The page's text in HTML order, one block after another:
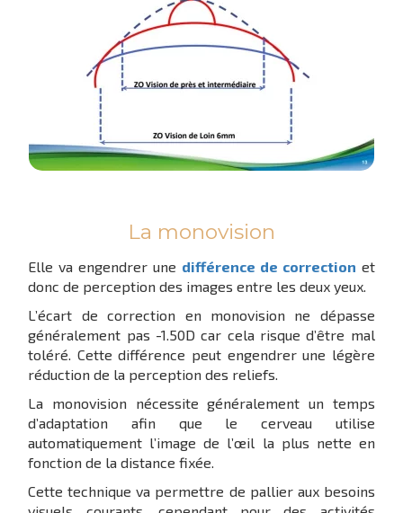
La monovision
Elle va engendrer une différence de correction et
donc de perception des images entre les deux yeux.
L’écart de correction en monovision ne dépasse
généralement pas -1.50D car cela risque d’être mal
toléré. Cette différence peut engendrer une légère
réduction de la perception des reliefs.
La monovision nécessite généralement un temps
d’adaptation afin que le cerveau utilise
automatiquement l’image de l’œil la plus nette en
fonction de la distance fixée.
Cette technique va permettre de pallier aux besoins